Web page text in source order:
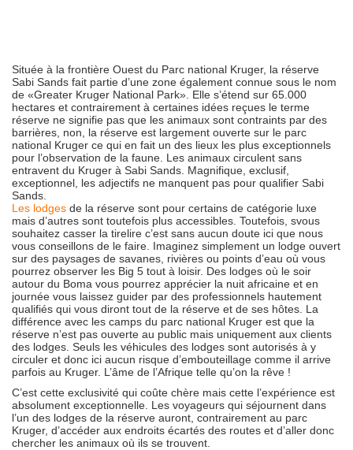
Située à la frontière Ouest du Parc national Kruger, la réserve
Sabi Sands fait partie d’une zone également connue sous le nom
de «Greater Kruger National Park». Elle s’étend sur 65.000
hectares et contrairement à certaines idées reçues le terme
réserve ne signifie pas que les animaux sont contraints par des
barrières, non, la réserve est largement ouverte sur le parc
national Kruger ce qui en fait un des lieux les plus exceptionnels
pour l’observation de la faune. Les animaux circulent sans
entravent du Kruger à Sabi Sands. Magnifique, exclusif,
exceptionnel, les adjectifs ne manquent pas pour qualifier Sabi
Sands.
Les lodges de la réserve sont pour certains de catégorie luxe
mais d’autres sont toutefois plus accessibles. Toutefois, svous
souhaitez casser la tirelire c’est sans aucun doute ici que nous
vous conseillons de le faire. Imaginez simplement un lodge ouvert
sur des paysages de savanes, rivières ou points d’eau où vous
pourrez observer les Big 5 tout à loisir. Des lodges où le soir
autour du Boma vous pourrez apprécier la nuit africaine et en
journée vous laissez guider par des professionnels hautement
qualifiés qui vous diront tout de la réserve et de ses hôtes. La
différence avec les camps du parc national Kruger est que la
réserve n’est pas ouverte au public mais uniquement aux clients
des lodges. Seuls les véhicules des lodges sont autorisés à y
circuler et donc ici aucun risque d’embouteillage comme il arrive
parfois au Kruger. L’âme de l’Afrique telle qu’on la rêve !
C’est cette exclusivité qui coûte chère mais cette l’expérience est
absolument exceptionnelle. Les voyageurs qui séjournent dans
l’un des lodges de la réserve auront, contrairement au parc
Kruger, d’accéder aux endroits écartés des routes et d’aller donc
chercher les animaux où ils se trouvent.